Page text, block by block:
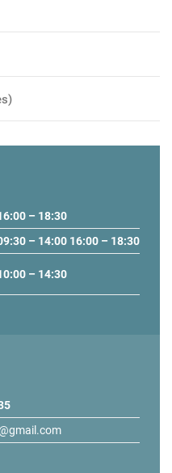
– 18:30
– 14:00 16:00 – 18:30
– 14:30